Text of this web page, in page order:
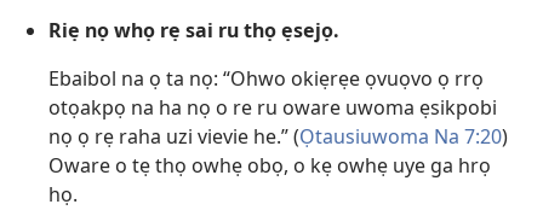
Riẹ nọ whọ rẹ sai ru thọ ẹsejọ.
Ebaibol na ọ ta nọ: “Ohwo okiẹrẹe ọvuọvo ọ rrọ
otọakpọ na ha nọ o re ru oware uwoma ẹsikpobi
nọ ọ rẹ raha uzi vievie he.” (Ọtausiuwoma Na 7:20)
Oware o tẹ thọ owhẹ obọ, o kẹ owhẹ uye ga hrọ
họ.